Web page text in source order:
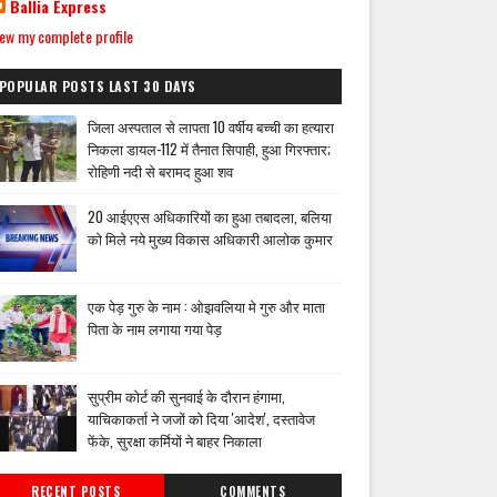
Ballia Express
my complete profile
POSTS LAST 30 DAYS
जिला अस्पताल से लापता 10 वर्षीय बच्ची का हत्यारा
निकला डायल-112 में तैनात सिपाही, हुआ गिरफ्तार;
रोहिणी नदी से बरामद हुआ शव
20 आईएएस अधिकारियों का हुआ तबादला, बलिया
को मिले नये मुख्य विकास अधिकारी आलोक कुमार
एक पेड़ गुरु के नाम : ओझवलिया मे गुरु और माता
पिता के नाम लगाया गया पेड़
सुप्रीम कोर्ट की सुनवाई के दौरान हंगामा,
याचिकाकर्ता ने जजों को दिया 'आदेश', दस्तावेज
फेंके, सुरक्षा कर्मियों ने बाहर निकाला
RECENT POSTS COMMENTS